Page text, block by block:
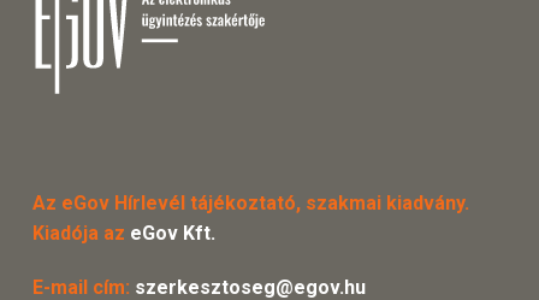
Az eGov Hírlevél tájékoztató, szakmai kiadvány.
Kiadója az eGov Kft.
E-mail cím: szerkesztoseg@egov.hu